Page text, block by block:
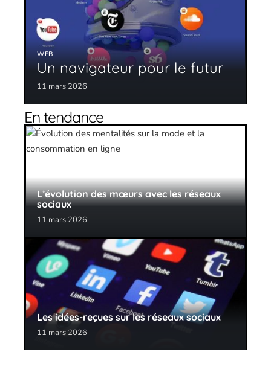
WEB
Un navigateur pour le futur
11 mars 2026
En tendance
L’évolution des mœurs avec les réseaux
sociaux
11 mars 2026
Les idées-reçues sur les réseaux sociaux
11 mars 2026